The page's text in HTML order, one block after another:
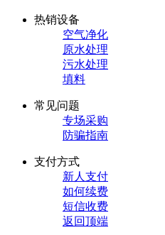
热销设备
空气净化
原水处理
污水处理
填料
常见问题
专场采购
防骗指南
支付方式
新人支付
如何续费
短信收费
返回顶端